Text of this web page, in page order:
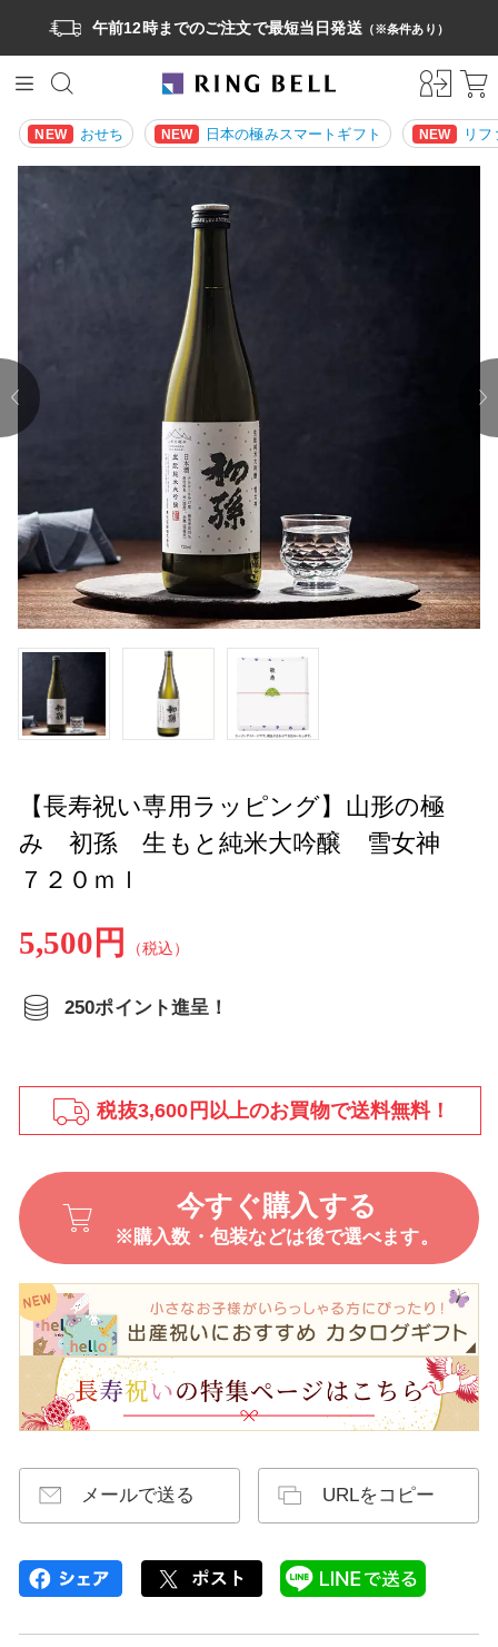
午前12時までのご注文で最短当日発送（※条件あり）
NEW おせち NEW 日本の極みスマートギフト NEW リ
【長寿祝い専用ラッピング】山形の極
み 初孫 生もと純米大吟醸 雪女神
７２０ｍｌ
5,500円 （税込）
250ポイント進呈！
税抜3,600円以上のお買物で送料無料！
今すぐ購入する
※購入数・包装などは後で選べます。
メールで送る URLをコピー